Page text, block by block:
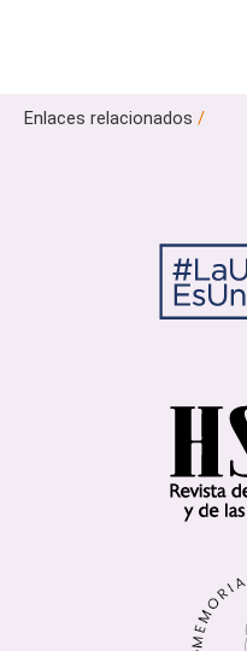
Enlaces relacionados /